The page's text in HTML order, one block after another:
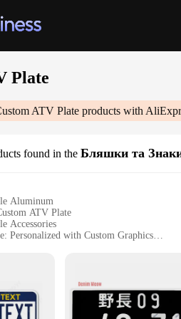
Plate
ATV Plate products with
found in the Бляшки та
Aluminum
ATV Plate
Accessories
Personalized with Custom Graphics